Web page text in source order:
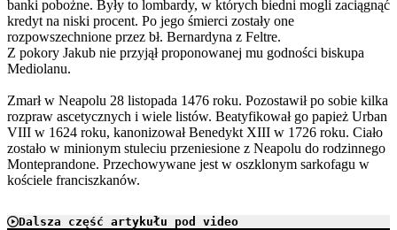
banki pobożne. Były to lombardy, w których biedni mogli zaciągnąć
kredyt na niski procent. Po jego śmierci zostały one
rozpowszechnione przez bł. Bernardyna z Feltre.
Z pokory Jakub nie przyjął proponowanej mu godności biskupa
Mediolanu.
Zmarł w Neapolu 28 listopada 1476 roku. Pozostawił po sobie kilka
rozpraw ascetycznych i wiele listów. Beatyfikował go papież Urban
VIII w 1624 roku, kanonizował Benedykt XIII w 1726 roku. Ciało
zostało w minionym stuleciu przeniesione z Neapolu do rodzinnego
Monteprandone. Przechowywane jest w oszklonym sarkofagu w
kościele franciszkanów.
Dalsza część artykułu pod video